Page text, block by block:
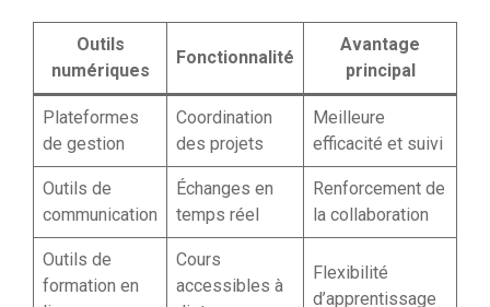
Outils
numériques
Fonctionnalité
Avantage
principal
Plateformes
de gestion
Coordination
des projets
Meilleure
efficacité et suivi
Outils de
communication
Échanges en
temps réel
Renforcement de
la collaboration
Outils de
formation en
Cours
accessibles à
Flexibilité
d’apprentissage